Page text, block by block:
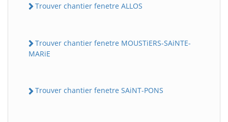
Trouver chantier fenetre ALLOS
Trouver chantier fenetre MOUSTiERS-SAiNTE-
MARiE
Trouver chantier fenetre SAiNT-PONS